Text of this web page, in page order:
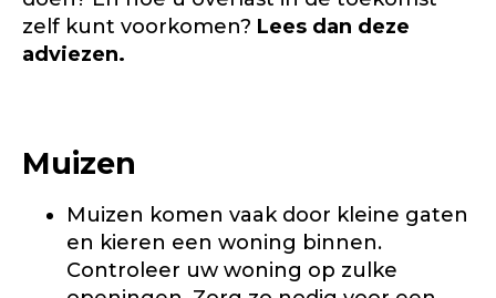
zelf kunt voorkomen? Lees dan deze
adviezen.
Muizen
Muizen komen vaak door kleine gaten
en kieren een woning binnen.
Controleer uw woning op zulke